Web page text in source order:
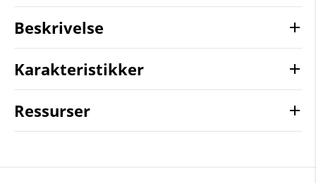
Beskrivelse
Karakteristikker
Ressurser